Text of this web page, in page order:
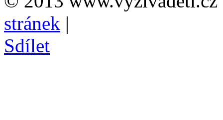
stránek |
Sdílet